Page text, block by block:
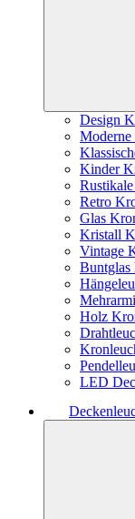
Design
Kinder
Retro
Glas
Kristall
Vintage
Buntglas
Holz
LED